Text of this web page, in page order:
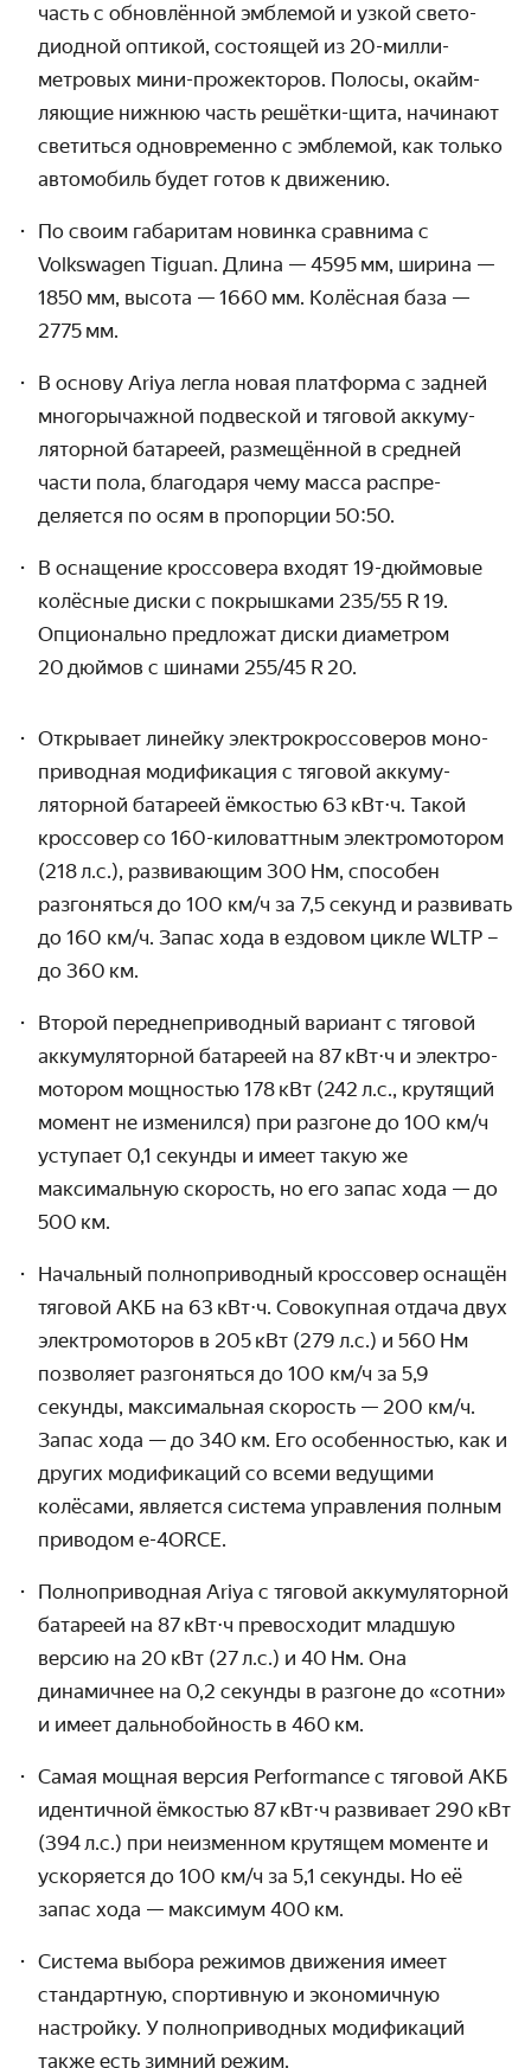
часть с обнов­лённой эмблемой и узкой свето­
диодной оптикой, состоящей из 20-милли­
метровых мини-прожекторов. Полосы, окайм­
ляющие нижнюю часть решётки-щита, начинают
светиться одно­временно с эмблемой, как только
авто­мобиль будет готов к движению.
По своим габаритам новинка сравнима с
Volkswagen Tiguan. Длина — 4595 мм, ширина —
1850 мм, высота — 1660 мм. Колёсная база —
2775 мм.
В основу Ariya легла новая платформа с задней
многорычажной подвеской и тяговой аккуму­
ляторной батареей, размещённой в средней
части пола, благодаря чему масса распре­
деляется по осям в пропорции 50:50.
В оснащение кроссовера входят 19-дюймовые
колёсные диски с покрышками 235/55 R 19.
Опционально предложат диски диаметром
20 дюймов с шинами 255/45 R 20.
Открывает линейку электрокроссоверов моно­
приводная моди­фикация с тяговой аккуму­
ляторной батареей ёмкостью 63 кВт⋅ч. Такой
кроссовер со 160-киловаттным электро­мотором
(218 л.с.), развивающим 300 Нм, способен
разгоняться до 100 км/ч за 7,5 секунд и развивать
до 160 км/ч. Запас хода в ездовом цикле WLTP –
до 360 км.
Второй переднеприводный вариант с тяговой
аккуму­ляторной батареей на 87 кВт⋅ч и электро­
мотором мощностью 178 кВт (242 л.с., крутящий
момент не изменился) при разгоне до 100 км/ч
уступает 0,1 секунды и имеет такую же
максимальную скорость, но его запас хода — до
500 км.
Начальный полноприводный кроссовер оснащён
тяговой АКБ на 63 кВт⋅ч. Совокупная отдача двух
электро­моторов в 205 кВт (279 л.с.) и 560 Нм
позволяет разгоняться до 100 км/ч за 5,9
секунды, максимальная скорость — 200 км/ч.
Запас хода — до 340 км. Его особен­ностью, как и
других модификаций со всеми ведущими
колёсами, является система управ­ления полным
приводом e-4ORCE.
Полноприводная Ariya с тяговой аккуму­ляторной
батареей на 87 кВт⋅ч превосходит младшую
версию на 20 кВт (27 л.с.) и 40 Нм. Она
динамичнее на 0,2 секунды в разгоне до «сотни»
и имеет дально­бойность в 460 км.
Самая мощная версия Performance с тяговой АКБ
идентичной ёмкостью 87 кВт⋅ч развивает 290 кВт
(394 л.с.) при неизменном крутящем моменте и
ускоряется до 100 км/ч за 5,1 секунды. Но её
запас хода — максимум 400 км.
Система выбора режимов движения имеет
стандартную, спортивную и экономичную
настройку. У полно­приводных моди­фикаций
также есть зимний режим.